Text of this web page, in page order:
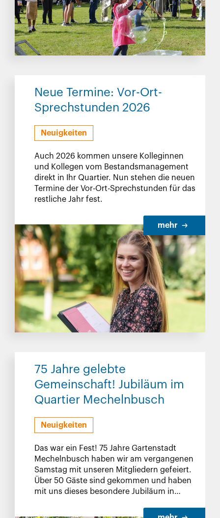
Neue Termine: Vor-Ort-
Sprechstunden 2026
Neuigkeiten
Auch 2026 kommen unsere Kolleginnen
und Kollegen vom Bestandsmanagement
direkt in Ihr Quartier. Nun stehen die neuen
Termine der Vor-Ort-Sprechstunden für das
restliche Jahr fest.
mehr
75 Jahre gelebte
Gemeinschaft! Jubiläum im
Quartier Mechelnbusch
Neuigkeiten
Das war ein Fest! 75 Jahre Gartenstadt
Mechelnbusch haben wir am vergangenen
Samstag mit unseren Mitgliedern gefeiert.
Über 50 Gäste sind gekommen und haben
mit uns dieses besondere Jubiläum in